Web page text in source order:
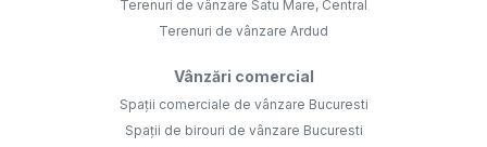
Terenuri de vânzare Satu Mare, Central
Terenuri de vânzare Ardud
Vânzări comercial
Spații comerciale de vânzare Bucuresti
Spații de birouri de vânzare Bucuresti